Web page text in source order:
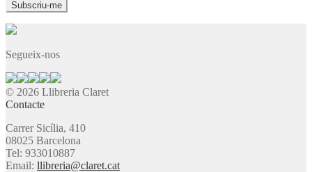
Segueix-nos
© 2026 Llibreria Claret
Contacte
Carrer Sicília, 410
08025 Barcelona
Tel: 933010887
Email: llibreria@claret.cat